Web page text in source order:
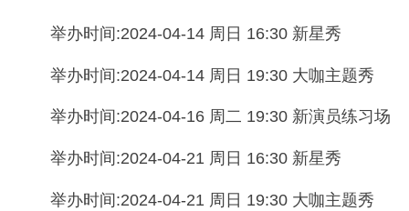
举办时间:2024-04-14 周日 16:30 新星秀
举办时间:2024-04-14 周日 19:30 大咖主题秀
举办时间:2024-04-16 周二 19:30 新演员练习场
举办时间:2024-04-21 周日 16:30 新星秀
举办时间:2024-04-21 周日 19:30 大咖主题秀